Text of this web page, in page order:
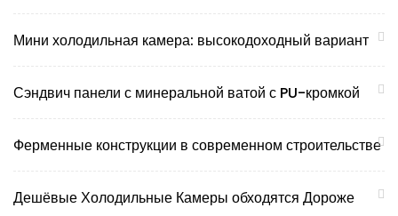
Мини холодильная камера: высокодоходный вариант
Сэндвич панели с минеральной ватой с PU-кромкой
Ферменные конструкции в современном строительстве
Дешёвые Холодильные Камеры обходятся Дороже